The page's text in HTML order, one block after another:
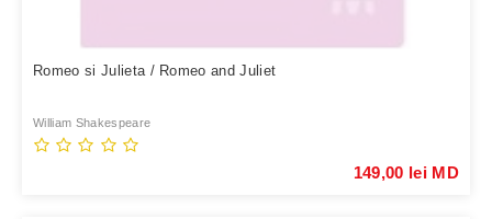
Romeo si Julieta / Romeo and Juliet
William Shakespeare
149,00 lei MD